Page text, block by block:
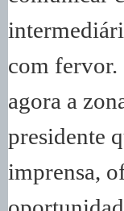
com fervor.
agora a
presidente
imprensa,